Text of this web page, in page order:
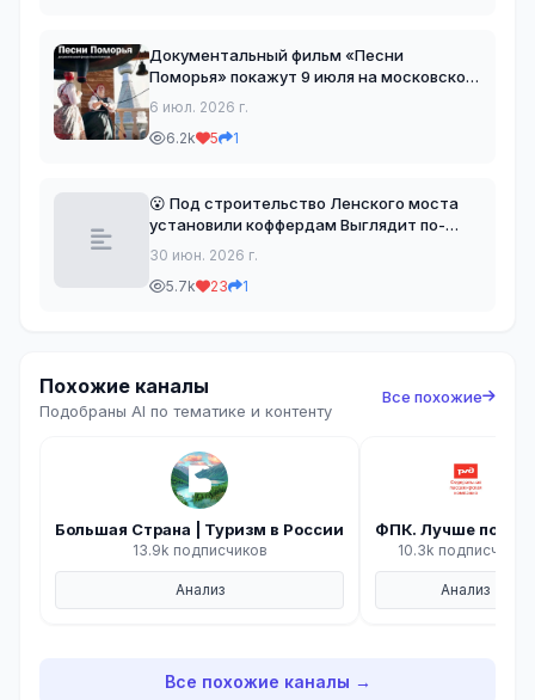
Документальный фильм «Песни
Поморья» покажут 9 июля на московской
площадке ПОРА 🗓 9 июля 2026 года в
«Проектного офиса развития Арктики»
6 июл. 2026 г.
6.2k
5 1
😮 Под строительство Ленского моста
установили коффердам Выглядит по-
северному масштабно! Коффердам – это
обеспечит сухую зону для возведения
30 июн. 2026 г.
5.7k
23 1
Похожие каналы
Подобраны AI по тематике и контенту
Все похожие
Большая Страна | Туризм в России
13.9k подписчиков
Анализ
ФПК. Лучше
10.3k подписчиков
Анализ
Все похожие каналы →